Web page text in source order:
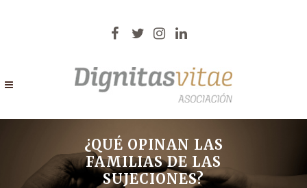
¿QUÉ OPINAN LAS
FAMILIAS DE LAS
SUJECIONES?